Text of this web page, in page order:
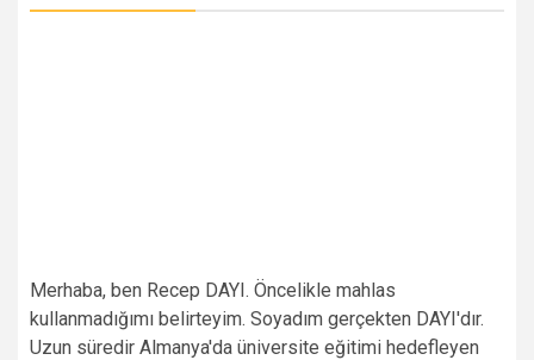
Merhaba, ben Recep DAYI. Öncelikle mahlas
kullanmadığımı belirteyim. Soyadım gerçekten DAYI'dır.
Uzun süredir Almanya'da üniversite eğitimi hedefleyen